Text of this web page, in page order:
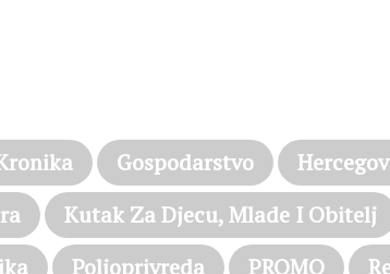
Gospodarstvo
Kutak Za Djecu, Mlade I Obitelj
Poljoprivreda PROMO